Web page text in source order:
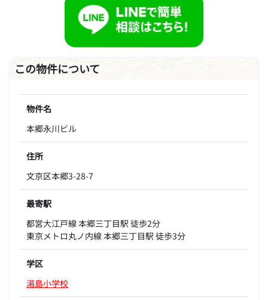
この物件について
物件名
本郷永川ビル
住所
文京区本郷3-28-7
最寄駅
都営大江戸線 本郷三丁目駅 徒歩2分
東京メトロ丸ノ内線 本郷三丁目駅 徒歩3分
学区
湯島小学校